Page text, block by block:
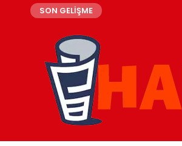
SON GELİŞME